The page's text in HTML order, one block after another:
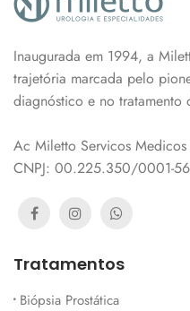
Inaugurada em 1994, a
trajetória marcada pelo
diagnóstico e no tratamento
Ac Miletto Servicos Medicos
CNPJ: 00.225.350/0001-56
Tratamentos
Biópsia Prostática